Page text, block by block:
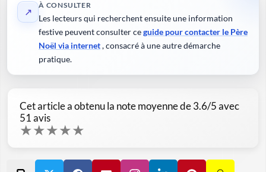
↗
À CONSULTER
Les lecteurs qui recherchent ensuite une information
festive peuvent consulter ceguide pour contacter le Père
Noël via internet, consacré à une autre démarche
pratique.
Cet article a obtenu la note moyenne de3.6/5 avec
51avis
★★★★★